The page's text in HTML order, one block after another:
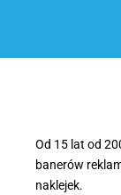
Od 15 lat od
banerów
naklejek.